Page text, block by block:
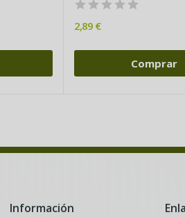
2,89 €
Comprar
Información